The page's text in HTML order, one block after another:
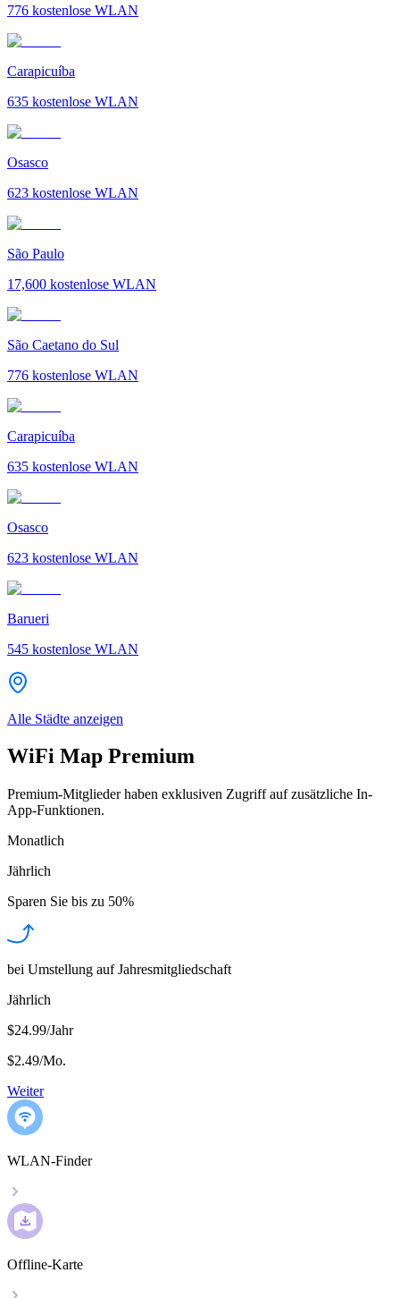
776 kostenlose WLAN
Carapicuíba
635 kostenlose WLAN
Osasco
623 kostenlose WLAN
São Paulo
17,600 kostenlose WLAN
São Caetano do Sul
776 kostenlose WLAN
Carapicuíba
635 kostenlose WLAN
Osasco
623 kostenlose WLAN
Barueri
545 kostenlose WLAN
Alle Städte anzeigen
WiFi Map Premium
Premium-Mitglieder haben exklusiven Zugriff auf zusätzliche In-
App-Funktionen.
Monatlich
Jährlich
Sparen Sie bis zu 50%
bei Umstellung auf Jahresmitgliedschaft
Jährlich
$24.99/Jahr
$2.49/Mo.
Weiter
WLAN-Finder
Offline-Karte